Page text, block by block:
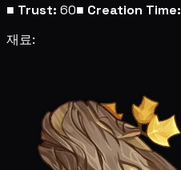
■ Trust: 60■ Creation Time:
재료: